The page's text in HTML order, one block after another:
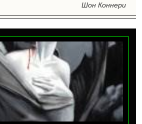
Шон Коннери